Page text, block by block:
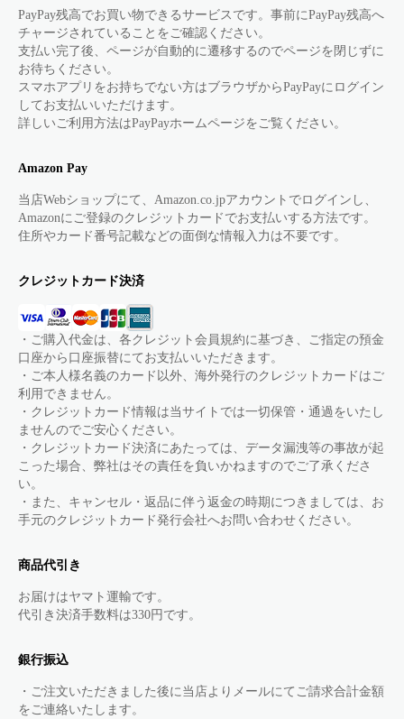
PayPay残高でお買い物できるサービスです。事前にPayPay残高へ
チャージされていることをご確認ください。
支払い完了後、ページが自動的に遷移するのでページを閉じずに
お待ちください。
スマホアプリをお持ちでない方はブラウザからPayPayにログイン
してお支払いいただけます。
詳しいご利用方法はPayPayホームページをご覧ください。
Amazon Pay
当店Webショップにて、Amazon.co.jpアカウントでログインし、
Amazonにご登録のクレジットカードでお支払いする方法です。
住所やカード番号記載などの面倒な情報入力は不要です。
クレジットカード決済
・ご購入代金は、各クレジット会員規約に基づき、ご指定の預金
口座から口座振替にてお支払いいただきます。
・ご本人様名義のカード以外、海外発行のクレジットカードはご
利用できません。
・クレジットカード情報は当サイトでは一切保管・通過をいたし
ませんのでご安心ください。
・クレジットカード決済にあたっては、データ漏洩等の事故が起
こった場合、弊社はその責任を負いかねますのでご了承くださ
い。
・また、キャンセル・返品に伴う返金の時期につきましては、お
手元のクレジットカード発行会社へお問い合わせください。
商品代引き
お届けはヤマト運輸です。
代引き決済手数料は330円です。
銀行振込
・ご注文いただきました後に当店よりメールにてご請求合計金額
をご連絡いたします。